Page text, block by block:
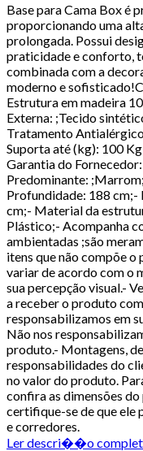
Base para Cama Box é
proporcionando uma
prolongada. Possui
praticidade e conforto,
combinada com a
moderno e
Estrutura em madeira
Externa: ;Tecido
Tratamento
Suporta até (kg): 100
Garantia do
Predominante:
Profundidade: 188 cm;-
cm;- Material da
Plástico;- Acompanha
ambientadas ;são
itens que não compõe
variar de acordo com o
sua percepção visual.-
a receber o produto
responsabilizamos em
Não nos
produto.- Montagens,
responsabilidades do
no valor do produto.
confira as dimensões
certifique-se de que ele
e corredores.
Ler descri��o